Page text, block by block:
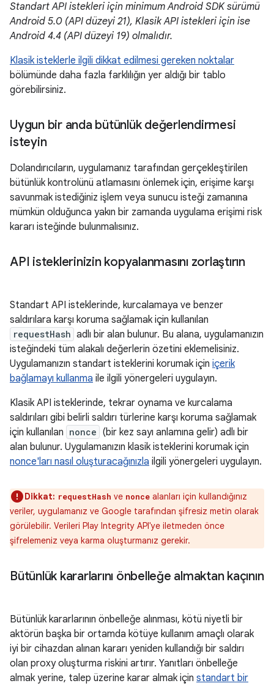
Standart API istekleri için minimum Android SDK sürümü
Android 5.0 (API düzeyi 21), Klasik API istekleri için ise
Android 4.4 (API düzeyi 19) olmalıdır.
Klasik isteklerle ilgili dikkat edilmesi gereken noktalar
bölümünde daha fazla farklılığın yer aldığı bir tablo
görebilirsiniz.
Uygun bir anda bütünlük değerlendirmesi
isteyin
Dolandırıcıların, uygulamanız tarafından gerçekleştirilen
bütünlük kontrolünü atlamasını önlemek için, erişime karşı
savunmak istediğiniz işlem veya sunucu isteği zamanına
mümkün olduğunca yakın bir zamanda uygulama erişimi risk
kararı isteğinde bulunmalısınız.
API isteklerinizin kopyalanmasını zorlaştırın
Standart API isteklerinde, kurcalamaya ve benzer
saldırılara karşı koruma sağlamak için kullanılan
requestHash adlı bir alan bulunur. Bu alana, uygulamanızın
isteğindeki tüm alakalı değerlerin özetini eklemelisiniz.
Uygulamanızın standart isteklerini korumak için içerik
bağlamayı kullanma ile ilgili yönergeleri uygulayın.
Klasik API isteklerinde, tekrar oynama ve kurcalama
saldırıları gibi belirli saldırı türlerine karşı koruma sağlamak
için kullanılan nonce (bir kez sayı anlamına gelir) adlı bir
alan bulunur. Uygulamanızın klasik isteklerini korumak için
nonce'ları nasıl oluşturacağınızla ilgili yönergeleri uygulayın.
Dikkat: requestHash ve nonce alanları için kullandığınız
veriler, uygulamanız ve Google tarafından şifresiz metin olarak
görülebilir. Verileri Play Integrity API'ye iletmeden önce
şifrelemeniz veya karma oluşturmanız gerekir.
Bütünlük kararlarını önbelleğe almaktan kaçının
Bütünlük kararlarının önbelleğe alınması, kötü niyetli bir
aktörün başka bir ortamda kötüye kullanım amaçlı olarak
iyi bir cihazdan alınan kararı yeniden kullandığı bir saldırı
olan proxy oluşturma riskini artırır. Yanıtları önbelleğe
almak yerine, talep üzerine karar almak için standart bir